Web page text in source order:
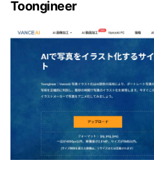
Toongineer